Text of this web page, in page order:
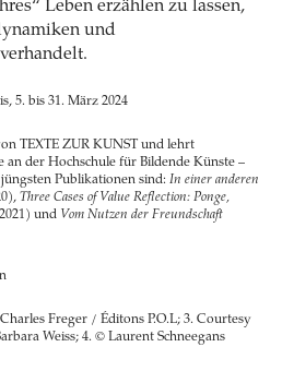
Leben erzählen zu lassen,
und
5. bis 31. März 2024
TEXTE ZUR KUNST und lehrt
der Hochschule für Bildende Künste –
Publikationen sind: In einer anderen
Three Cases of Value Reflection: Ponge,
und Vom Nutzen der Freundschaft
Freger / Éditons P.O.L; 3. Courtesy
Weiss; 4. © Laurent Schneegans